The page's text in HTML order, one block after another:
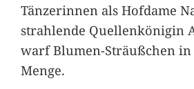
Tänzerinnen als Hofdame
strahlende Quellenkönigin
warf Blumen-Sträußchen
Menge.